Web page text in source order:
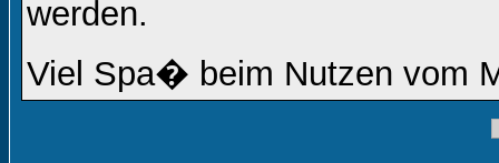
werden.
Viel Spa� beim Nutzen vom